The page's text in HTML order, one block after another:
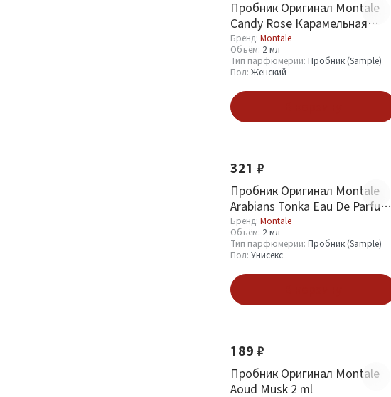
Пробник Оригинал Montale
Candy Rose Карамельная
Роза 2 ml
Бренд: Montale
Объём: 2 мл
Тип парфюмерии: Пробник (Sample)
Пол: Женский
321 ₽
Пробник Оригинал Montale
Arabians Tonka Eau De Parfum
2 ml
Бренд: Montale
Объём: 2 мл
Тип парфюмерии: Пробник (Sample)
Пол: Унисекс
189 ₽
Пробник Оригинал Montale
Aoud Musk 2 ml